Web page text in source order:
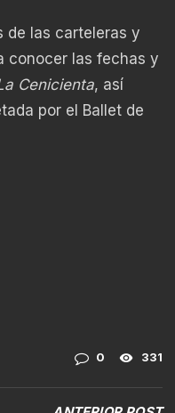
de las carteleras y
conocer las fechas y
Cenicienta, así
por el Ballet de
0 331